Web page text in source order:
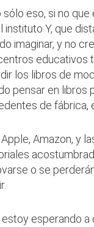
sólo eso, si no
instituto Y, que
imaginar, y no
educativos
los libros de
pensar en libros
de fábrica,
Apple, Amazon, y
o se
estoy esperando